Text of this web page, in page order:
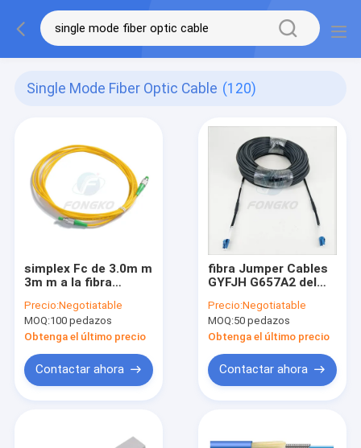
Single Mode Fiber Optic Cable (120)
simplex Fc de 3.0m m
3m m a la fibra
Fc/apc del cable de
fribra óptica del solo
modo de Fc
Precio:Negotiatable
MOQ:100 pedazos
Obtenga el último precio
Contactar ahora
fibra Jumper Cables
GYFJH G657A2 del
cordón de remiendo
del solo modo MPO
del 100m LC UPC
Precio:Negotiatable
MOQ:50 pedazos
Obtenga el último precio
Contactar ahora